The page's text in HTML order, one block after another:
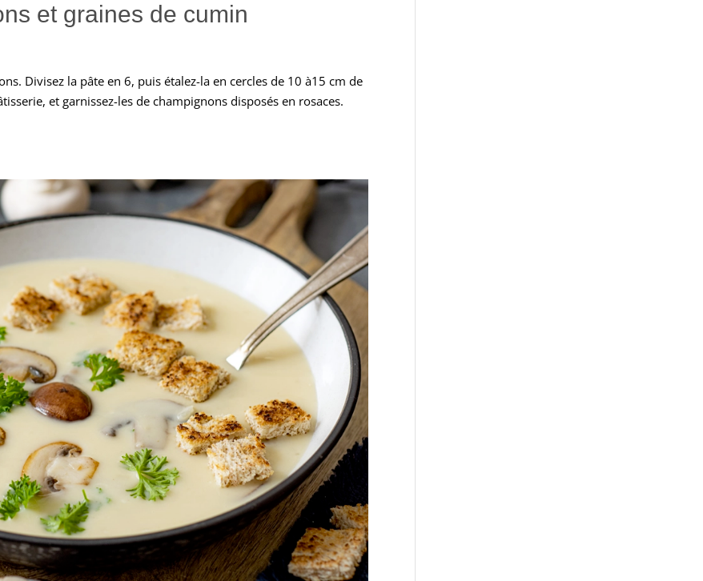
et graines de cumin
Divisez la pâte en 6, puis étalez-la en cercles de 10 à15 cm de
et garnissez-les de champignons disposés en rosaces.